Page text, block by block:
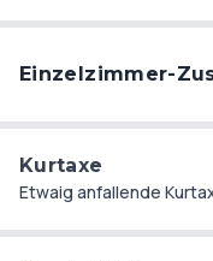
Einzelzimmer-
Kurtaxe
Etwaig anfallende